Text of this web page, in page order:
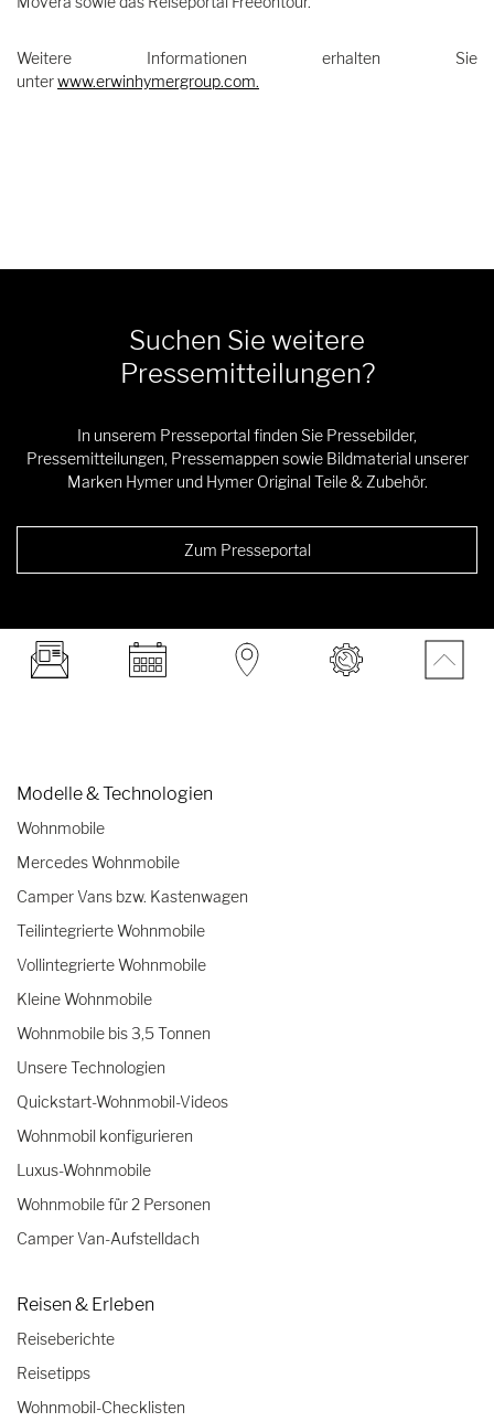
Weitere Informationen erhalten Sie
unterwww.erwinhymergroup.com.
Suchen Sie weitere
Pressemitteilungen?
In unserem Presseportal finden Sie Pressebilder,
Pressemitteilungen, Pressemappen sowie Bildmaterial unserer
Marken Hymer und Hymer Original Teile & Zubehör.
Zum Presseportal
Modelle & Technologien
Wohnmobile
Mercedes Wohnmobile
Camper Vans bzw. Kastenwagen
Teilintegrierte Wohnmobile
Vollintegrierte Wohnmobile
Kleine Wohnmobile
Wohnmobile bis 3,5 Tonnen
Unsere Technologien
Quickstart-Wohnmobil-Videos
Wohnmobil konfigurieren
Luxus-Wohnmobile
Wohnmobile für 2 Personen
Camper Van-Aufstelldach
Reisen & Erleben
Reiseberichte
Reisetipps
Wohnmobil-Checklisten